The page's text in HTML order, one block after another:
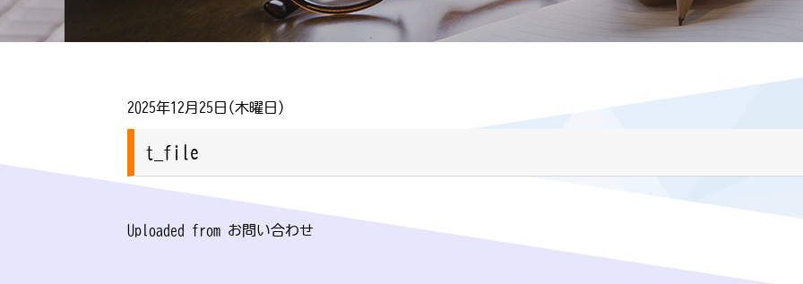
2025年12月25日(木曜日)
t_file
Uploaded from お問い合わせ